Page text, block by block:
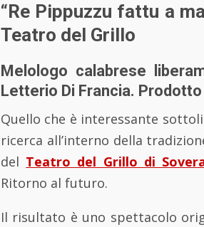
“Re Pippuzzu fattu a
Teatro del Grillo
Melologo calabrese
Letterio Di Francia.
Quello che è interessante
ricerca all’interno della
del Teatro del Grillo di
Ritorno al futuro.
Il risultato è uno spettacolo